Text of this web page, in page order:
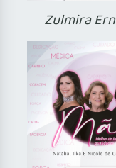
Zulmira